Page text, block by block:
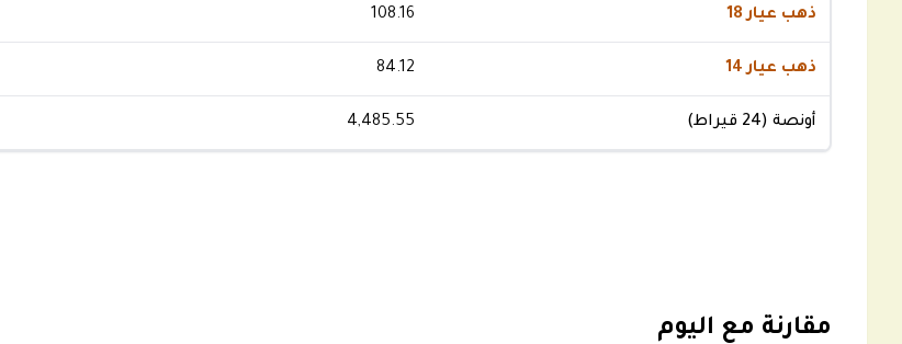
ذهب عيار 18 108.16
ذهب عيار 14 84.12
أونصة (24 قيراط) 4,485.55
مقارنة مع اليوم